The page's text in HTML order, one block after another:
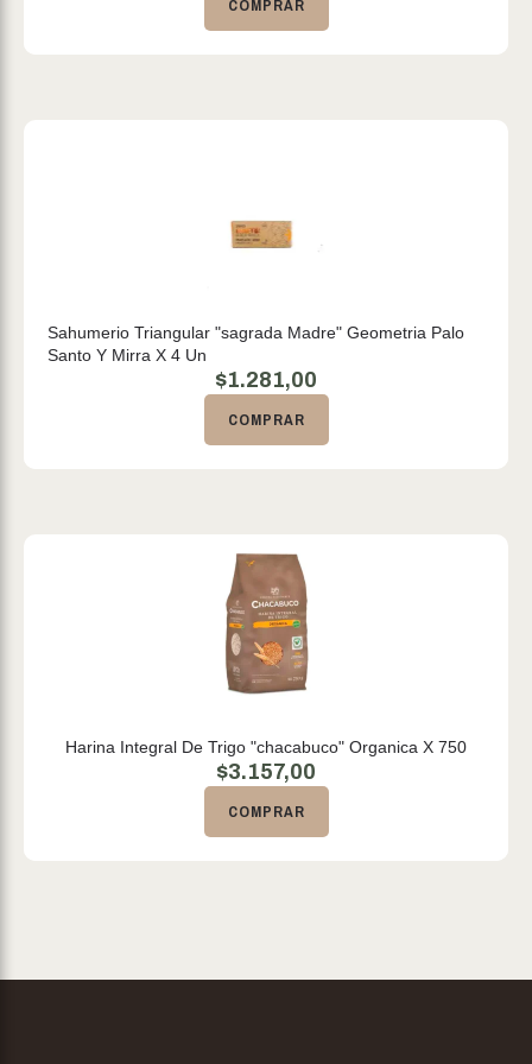
COMPRAR
Sahumerio Triangular "sagrada Madre" Geometria Palo
Santo Y Mirra X 4 Un
$1.281,00
COMPRAR
Harina Integral De Trigo "chacabuco" Organica X 750
$3.157,00
COMPRAR